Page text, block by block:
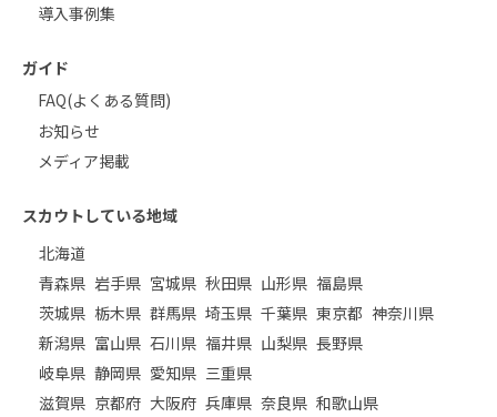
導入事例集
ガイド
FAQ(よくある質問)
お知らせ
メディア掲載
スカウトしている地域
北海道
青森県 岩手県 宮城県 秋田県 山形県 福島県
茨城県 栃木県 群馬県 埼玉県 千葉県 東京都 神奈川県
新潟県 富山県 石川県 福井県 山梨県 長野県
岐阜県 静岡県 愛知県 三重県
滋賀県 京都府 大阪府 兵庫県 奈良県 和歌山県